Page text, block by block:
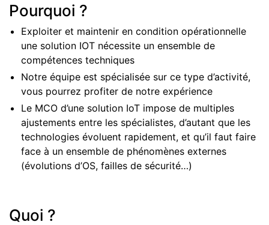
Pourquoi ?
Exploiter et maintenir en condition opérationnelle
une solution IOT nécessite un ensemble de
compétences techniques
Notre équipe est spécialisée sur ce type d’activité,
vous pourrez profiter de notre expérience
Le MCO d’une solution IoT impose de multiples
ajustements entre les spécialistes, d’autant que les
technologies évoluent rapidement, et qu’il faut faire
face à un ensemble de phénomènes externes
(évolutions d’OS, failles de sécurité…)
Quoi ?